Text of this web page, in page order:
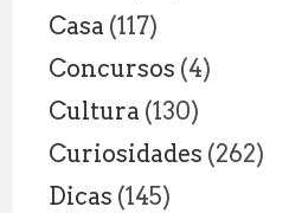
Casa (117)
Concursos (4)
Cultura (130)
Curiosidades (262)
Dicas (145)